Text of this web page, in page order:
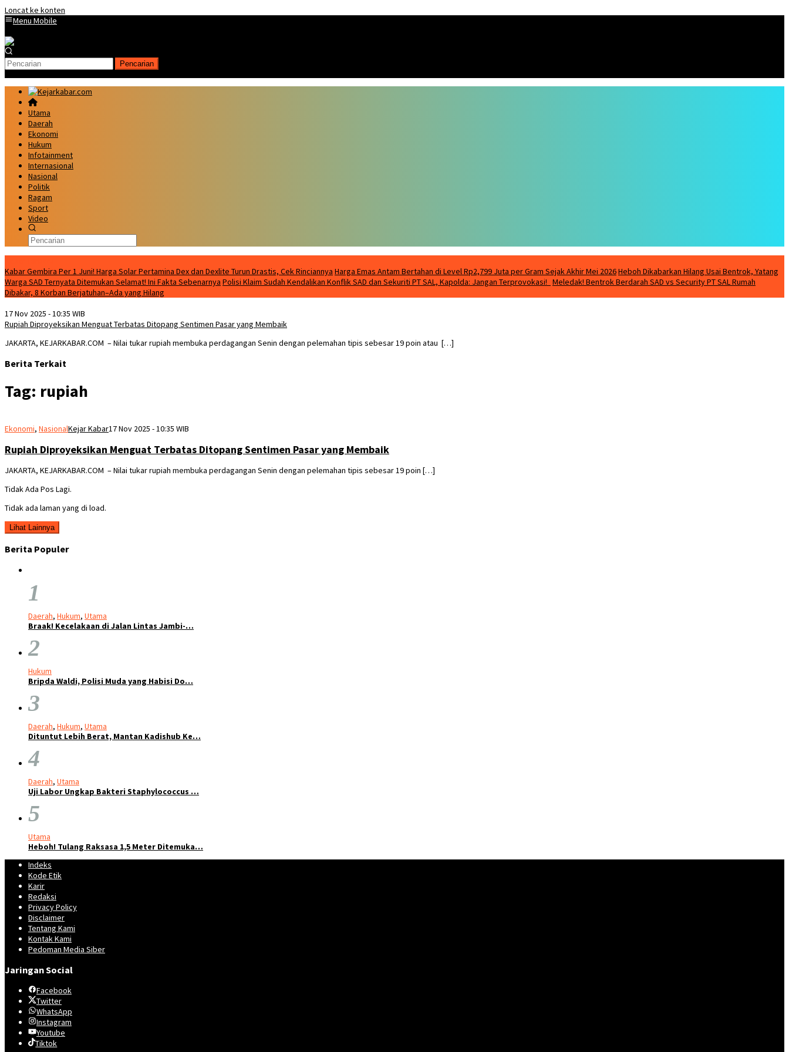
Loncat ke konten
Menu Mobile
Pencarian
Utama
Daerah
Ekonomi
Hukum
Infotainment
Internasional
Nasional
Politik
Ragam
Sport
Video
Kabar Gembira Per 1 Juni! Harga Solar Pertamina Dex dan Dexlite Turun Drastis, Cek Rinciannya Harga Emas Antam Bertahan di Level Rp2,799 Juta per Gram Sejak Akhir Mei 2026Heboh Dikabarkan Hilang Usai Bentrok, Yatang
Warga SAD Ternyata Ditemukan Selamat! Ini Fakta Sebenarnya Polisi Klaim Sudah Kendalikan Konflik SAD dan Sekuriti PT SAL, Kapolda: Jangan Terprovokasi! Meledak! Bentrok Berdarah SAD vs Security PT SAL Rumah
Dibakar, 8 Korban Berjatuhan–Ada yang Hilang
17 Nov 2025 - 10:35 WIB
Rupiah Diproyeksikan Menguat Terbatas Ditopang Sentimen Pasar yang Membaik
JAKARTA, KEJARKABAR.COM – Nilai tukar rupiah membuka perdagangan Senin dengan pelemahan tipis sebesar 19 poin atau […]
Berita Terkait
Tag: rupiah
Ekonomi, NasionalKejar Kabar17 Nov 2025 - 10:35 WIB
Rupiah Diproyeksikan Menguat Terbatas Ditopang Sentimen Pasar yang Membaik
JAKARTA, KEJARKABAR.COM – Nilai tukar rupiah membuka perdagangan Senin dengan pelemahan tipis sebesar 19 poin […]
Tidak Ada Pos Lagi.
Tidak ada laman yang di load.
Lihat Lainnya
Berita Populer
1
Daerah, Hukum, Utama
Braak! Kecelakaan di Jalan Lintas Jambi-…
2
Hukum
Bripda Waldi, Polisi Muda yang Habisi Do…
3
Daerah, Hukum, Utama
Dituntut Lebih Berat, Mantan Kadishub Ke…
4
Daerah, Utama
Uji Labor Ungkap Bakteri Staphylococcus …
5
Utama
Heboh! Tulang Raksasa 1,5 Meter Ditemuka…
Indeks
Kode Etik
Karir
Redaksi
Privacy Policy
Disclaimer
Tentang Kami
Kontak Kami
Pedoman Media Siber
Jaringan Social
Facebook
Twitter
WhatsApp
Instagram
Youtube
Tiktok